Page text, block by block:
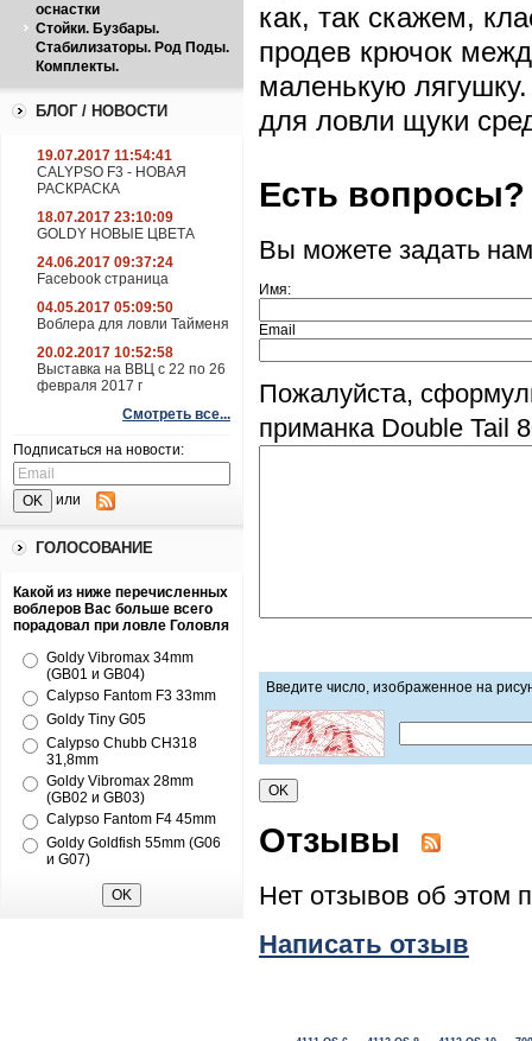
оснастки
Стойки. Бузбары.
Стабилизаторы. Род Поды.
Комплекты.
БЛОГ / НОВОСТИ
19.07.2017 11:54:41
CALYPSO F3 - НОВАЯ
РАСКРАСКА
18.07.2017 23:10:09
GOLDY НОВЫЕ ЦВЕТА
24.06.2017 09:37:24
Facebook страница
04.05.2017 05:09:50
Воблера для ловли Тайменя
20.02.2017 10:52:58
Выставка на ВВЦ с 22 по 26
февраля 2017 г
Смотреть все...
Подписаться на новости:
или
ГОЛОСОВАНИЕ
Какой из ниже перечисленных
воблеров Вас больше всего
порадовал при ловле Головля
Goldy Vibromax 34mm
(GB01 и GB04)
Calypso Fantom F3 33mm
Goldy Tiny G05
Calypso Chubb CH318
31,8mm
Goldy Vibromax 28mm
(GB02 и GB03)
Calypso Fantom F4 45mm
Goldy Goldfish 55mm (G06
и G07)
как, так скажем,
продев крючок
маленькую
для ловли щуки
Есть вопросы?
Вы можете задать
Имя:
Email
Пожалуйста,
приманка Double Tail
Введите число, изображенное на
Отзывы
Нет отзывов об этом
Написать отзыв